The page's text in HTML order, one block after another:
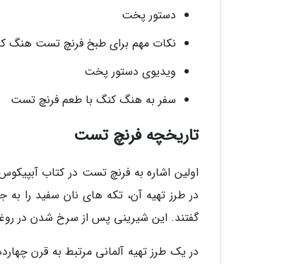
دستور پخت
نکات مهم برای طبخ فرنچ تست هنگ
ویدیوی دستور پخت
سفر به هنگ کنگ با طعم فرنچ تست
تاریخچه فرنچ تست
گفتند. این شیرینی پس از سرخ شدن در